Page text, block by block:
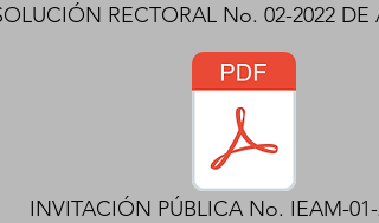
RECTORAL No. 02-2022 DE
INVITACIÓN PÚBLICA No. IEAM-01-